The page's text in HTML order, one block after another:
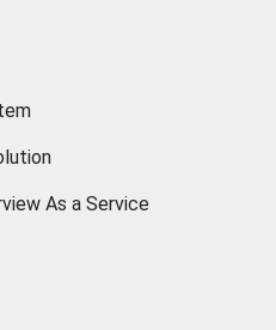
As a Service